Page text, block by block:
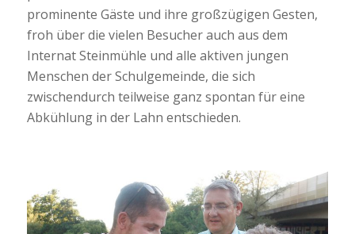
prominente Gäste und ihre großzügigen Gesten,
froh über die vielen Besucher auch aus dem
Internat Steinmühle und alle aktiven jungen
Menschen der Schulgemeinde, die sich
zwischendurch teilweise ganz spontan für eine
Abkühlung in der Lahn entschieden.